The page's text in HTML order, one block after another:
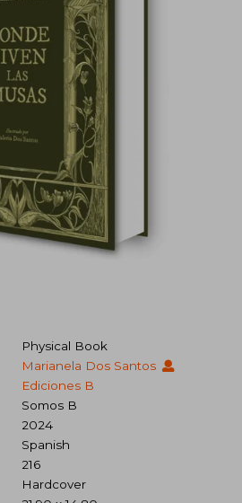
Physical Book
Marianela Dos Santos
Ediciones B
Somos B
2024
Spanish
216
Hardcover